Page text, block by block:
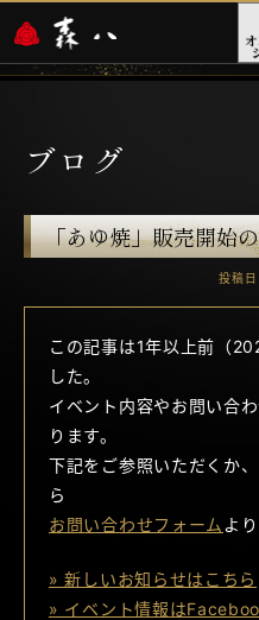
ブログ
「あゆ焼」販売開始
投稿
この記事は1年以上前（
した。
イベント内容やお問い合
ります。
下記をご参照いただくか
ら
お問い合わせフォーム よ
» 新しいお知らせはこちら
» イベント情報は